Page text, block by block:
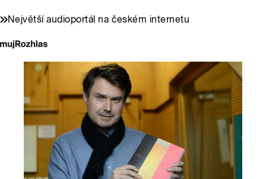
Největší audioportál na českém internetu